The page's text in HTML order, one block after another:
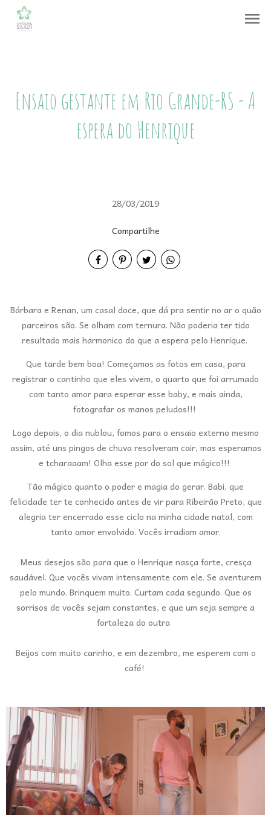
menu
Ensaio gestante em Rio Grande-RS - A
espera do Henrique
28/03/2019
Compartilhe
Bárbara e Renan, um casal doce, que dá pra sentir no ar o quão
parceiros são. Se olham com ternura. Não poderia ter tido
resultado mais harmonico do que a espera pelo Henrique.
Que tarde bem boa! Começamos as fotos em casa, para
registrar o cantinho que eles vivem, o quarto que foi arrumado
com tanto amor para esperar esse baby, e mais ainda,
fotografar os manos peludos!!!
Logo depois, o dia nublou, fomos para o ensaio externo mesmo
assim, até uns pingos de chuva resolveram cair, mas esperamos
e tcharaaam! Olha esse por do sol que mágico!!!
Tão mágico quanto o poder e magia do gerar. Babi, que
felicidade ter te conhecido antes de vir para Ribeirão Preto, que
alegria ter encerrado esse ciclo na minha cidade natal, com
tanto amor envolvido. Vocês irradiam amor.
Meus desejos são para que o Henrique nasça forte, cresça
saudável. Que vocês vivam intensamente com ele. Se aventurem
pelo mundo. Brinquem muito. Curtam cada segundo. Que os
sorrisos de vocês sejam constantes, e que um seja sempre a
fortaleza do outro.
Beijos com muito carinho, e em dezembro, me esperem com o
café!